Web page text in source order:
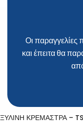
Οι παραγγελίες
και έπειτα θα
ΞΥΛΙΝΗ ΚΡΕΜΑΣΤΡΑ –